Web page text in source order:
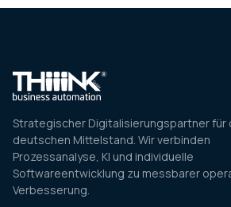
Strategischer Digitalisierungspartner für
deutschen Mittelstand. Wir verbinden
Prozessanalyse, KI und individuelle
Softwareentwicklung zu messbarer
Verbesserung.